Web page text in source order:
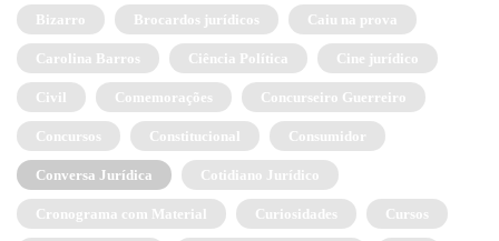
Bizarro Brocardos jurídicos Caiu na prova
Carolina Barros Ciência Política Cine jurídico
Civil Comemorações Concurseiro Guerreiro
Concursos Constitucional Consumidor
Conversa Jurídica Cotidiano Jurídico
Cronograma com Material Curiosidades Cursos